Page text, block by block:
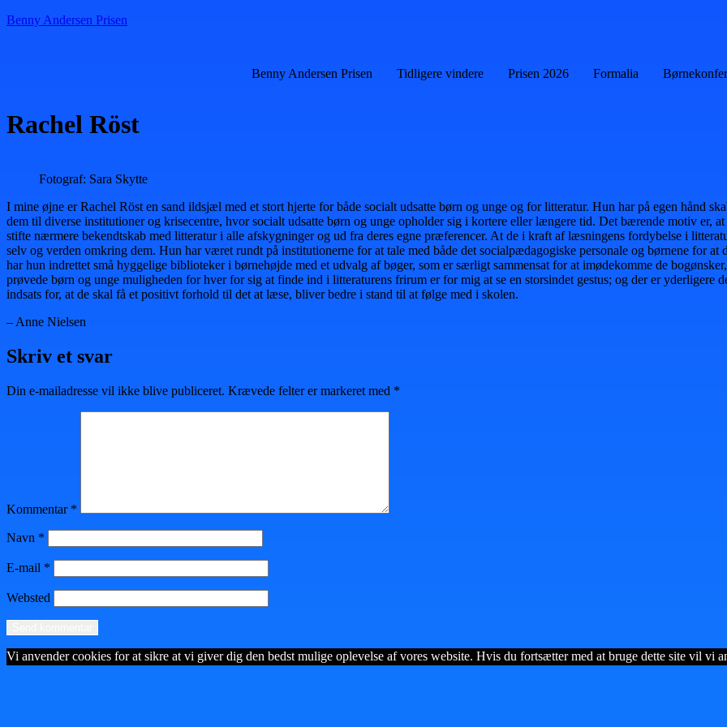
Benny Andersen Prisen
Benny Andersen Prisen Tidligere vindere Prisen 2026 Formalia
Rachel Röst
Fotograf: Sara Skytte
I mine øjne er Rachel Röst en sand ildsjæl med et stort hjerte for både socialt udsatte børn og unge og for litteratur. Hun har på egen hånd
dem til diverse institutioner og krisecentre, hvor socialt udsatte børn og unge opholder sig i kortere eller længere tid. Det bærende motiv er,
stifte nærmere bekendtskab med litteratur i alle afskygninger og ud fra deres egne præferencer. At de i kraft af læsningens fordybelse i
selv og verden omkring dem. Hun har været rundt på institutionerne for at tale med både det socialpædagogiske personale og børnene for
har hun indrettet små hyggelige biblioteker i børnehøjde med et udvalg af bøger, som er særligt sammensat for at imødekomme de
prøvede børn og unge muligheden for hver for sig at finde ind i litteraturens frirum er for mig at se en storsindet gestus; og der er
indsats for, at de skal få et positivt forhold til det at læse, bliver bedre i stand til at følge med i skolen.
– Anne Nielsen
Skriv et svar
Din e-mailadresse vil ikke blive publiceret. Krævede felter er markeret med *
Kommentar *
Navn *
E-mail *
Websted
Vi anvender cookies for at sikre at vi giver dig den bedst mulige oplevelse af vores website. Hvis du fortsætter med at bruge dette site vil vi